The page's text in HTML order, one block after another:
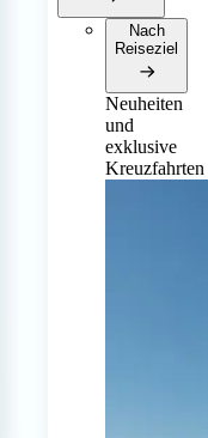
Nach
Reiseziel
Neuheiten
und
exklusive
Kreuzfahrten